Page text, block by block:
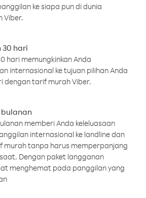
ke siapa pun di dunia
Viber.
30 hari
hari memungkinkan Anda
internasional ke tujuan pilihan Anda
dengan tarif murah Viber.
memberi Anda keleluasaan
internasional ke landline dan
murah tanpa harus memperpanjang
Dengan paket langganan
menghemat pada panggilan yang